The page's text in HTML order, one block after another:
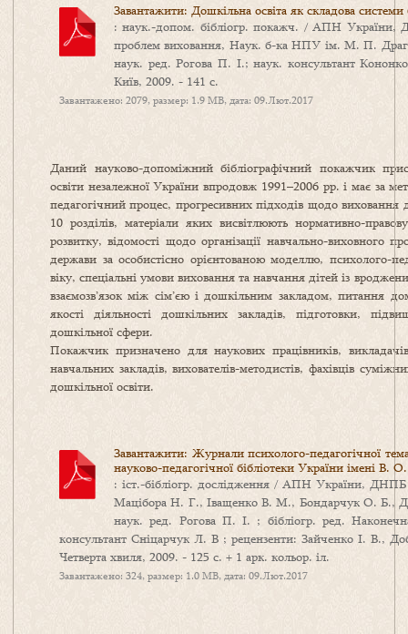
Завантажити: Дошкільна освіта як складова
: наук.-допом. бібліогр. покажч. / АПН
проблем виховання, Наук. б-ка НПУ ім. М. П.
наук. ред. Рогова П. І.; наук. консультант
Київ, 2009. - 141 с.
Завантажено: 2079, размер: 1.9 MB, дата: 09.Лют.2017
Даний науково-допоміжний бібліографічний покажчик
освіти незалежної України впродовж 1991–2006 рр. і має за
педагогічний процес, прогресивних підходів щодо
10 розділів, матеріали яких висвітлюють нормативно-
розвитку, відомості щодо організації навчально-виховного
держави за особистісно орієнтованою моделлю, психолого-
віку, спеціальні умови виховання та навчання дітей із
взаємозв’язок між сім’єю і дошкільним закладом, питання
якості діяльності дошкільних закладів, підготовки,
дошкільної сфери.
Покажчик призначено для наукових працівників,
навчальних закладів, вихователів-методистів, фахівців
дошкільної освіти.
Завантажити: Журнали психолого-педагогічної
науково-педагогічної бібліотеки України імені В.
: іст.-бібліогр. дослідження / АПН України,
Мацібора Н. Г., Іващенко В. М., Бондарчук О. Б.,
наук. ред. Рогова П. І. ; бібліогр. ред.
консультант Сніцарчук Л. В ; рецензенти: Зайченко І. В.,
Четверта хвиля, 2009. - 125 с. + 1 арк. кольор. іл.
Завантажено: 324, размер: 1.0 MB, дата: 09.Лют.2017